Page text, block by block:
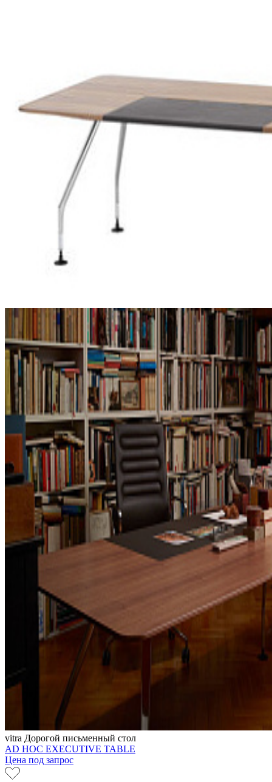
vitra Дорогой письменный стол
AD HOC EXECUTIVE TABLE
Цена под запрос